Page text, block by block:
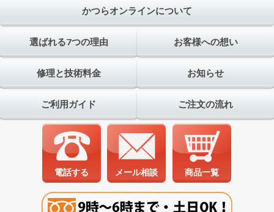
かつらオンラインについて
選ばれる7つの理由 お客様への想い
修理と技術料金 お知らせ
ご利用ガイド ご注文の流れ
電話する メール相談 商品一覧